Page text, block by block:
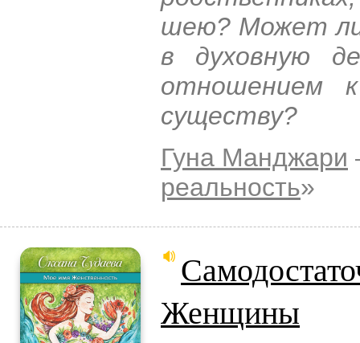
шею? Может
в духовную
отношением
существу?
Гуна Манджари
реальность»
Женщины